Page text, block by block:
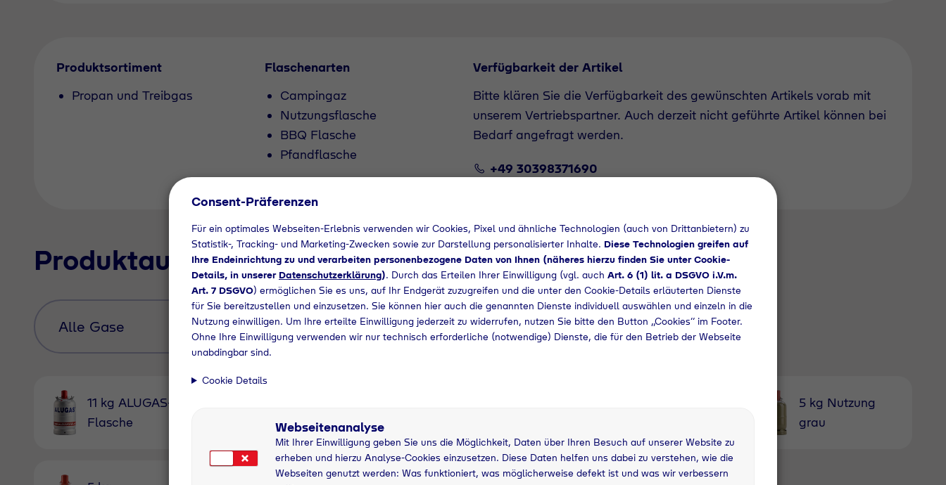
Produktsortiment
Propan und Treibgas
Flaschenarten
Campingaz
Nutzungsflasche
BBQ Flasche
Pfandflasche
Verfügbarkeit der Artikel
Bitte klären Sie die Verfügbarkeit des gewünschten Artikels vorab mit
unserem Vertriebspartner. Auch derzeit nicht geführte Artikel können bei
Bedarf angefragt werden.
+49 30398371690
Produktauswahl
11 kg ALUGAS-
Flasche
Pfandflasche
5 kg Nutzung
grau
Consent-Präferenzen
Für ein optimales Webseiten-Erlebnis verwenden wir Cookies, Pixel und ähnliche Technologien (auch von Drittanbietern) zu
Statistik-, Tracking- und Marketing-Zwecken sowie zur Darstellung personalisierter Inhalte. Diese Technologien greifen auf
Ihre Endeinrichtung zu und verarbeiten personenbezogene Daten von Ihnen (näheres hierzu finden Sie unter Cookie-
Details, in unserer Datenschutzerklärung). Durch das Erteilen Ihrer Einwilligung (vgl. auch Art. 6 (1) lit. a DSGVO i.V.m.
Art. 7 DSGVO) ermöglichen Sie es uns, auf Ihr Endgerät zuzugreifen und die unter den Cookie-Details erläuterten Dienste
für Sie bereitzustellen und einzusetzen. Sie können hier auch die genannten Dienste individuell auswählen und einzeln in die
Nutzung einwilligen. Um Ihre erteilte Einwilligung jederzeit zu widerrufen, nutzen Sie bitte den Button „Cookies“ im Footer.
Ohne Ihre Einwilligung verwenden wir nur technisch erforderliche (notwendige) Dienste, die für den Betrieb der Webseite
unabdingbar sind.
Cookie Details
Webseitenanalyse
Mit Ihrer Einwilligung geben Sie uns die Möglichkeit, Daten über Ihren Besuch auf unserer Website zu
erheben und hierzu Analyse-Cookies einzusetzen. Diese Daten helfen uns dabei zu verstehen, wie die
Webseiten genutzt werden: Was funktioniert, was möglicherweise defekt ist und was wir verbessern